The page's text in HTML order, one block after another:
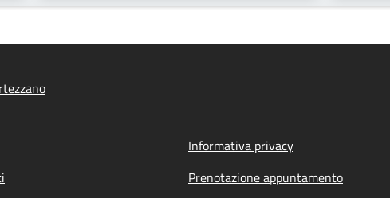
Informativa privacy
Prenotazione appuntamento